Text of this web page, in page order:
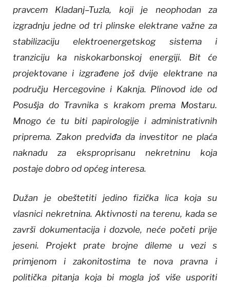
pravcem Kladanj–Tuzla, koji je neophodan za
izgradnju jedne od tri plinske elektrane važne za
stabilizaciju elektroenergetskog sistema i
tranziciju ka niskokarbonskoj energiji. Bit će
projektovane i izgrađene još dvije elektrane na
području Hercegovine i Kaknja. Plinovod ide od
Posušja do Travnika s krakom prema Mostaru.
Mnogo će tu biti papirologije i administrativnih
priprema. Zakon predviđa da investitor ne plaća
naknadu za eksproprisanu nekretninu koja
postaje dobro od općeg interesa.
Dužan je obeštetiti jedino fizička lica koja su
vlasnici nekretnina. Aktivnosti na terenu, kada se
završi dokumentacija i dozvole, neće početi prije
jeseni. Projekt prate brojne dileme u vezi s
primjenom i zakonitostima te nova pravna i
politička pitanja koja bi mogla još više usporiti